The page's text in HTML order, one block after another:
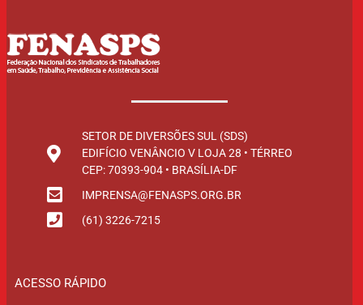
SETOR DE DIVERSÕES SUL (SDS)
EDIFÍCIO VENÂNCIO V LOJA 28 • TÉRREO
CEP: 70393-904 • BRASÍLIA-DF
IMPRENSA@FENASPS.ORG.BR
(61) 3226-7215
ACESSO RÁPIDO